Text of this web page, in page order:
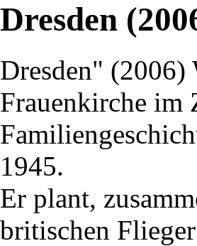
Dresden
Dresden" (2006)
Frauenkirche im
1945.
Er plant,
britischen